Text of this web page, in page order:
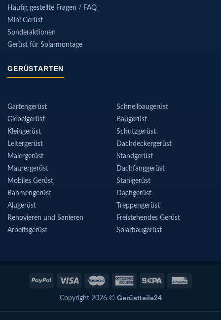
Häufig gestellte Fragen / FAQ
Mini Gerüst
Sonderaktionen
Gerüst für Solarmontage
GERÜSTARTEN
Gartengerüst
Giebelgerüst
Kleingerüst
Leitergerüst
Malergerüst
Maurergerüst
Mobiles Gerüst
Rahmengerüst
Alugerüst
Renovieren und Sanieren
Arbeitsgerüst
Schnellbaugerüst
Baugerüst
Schutzgerüst
Dachdeckergerüst
Standgerüst
Dachfanggerüst
Stahlgerüst
Dachgerüst
Treppengerüst
Freistehendes Gerüst
Solarbaugerüst
Copyright 2026 © Gerüstteile24